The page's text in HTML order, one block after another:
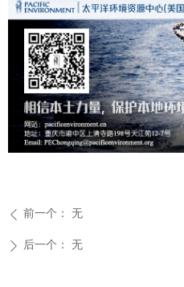
ꄴ 前一个： 无
ꄲ 后一个： 无